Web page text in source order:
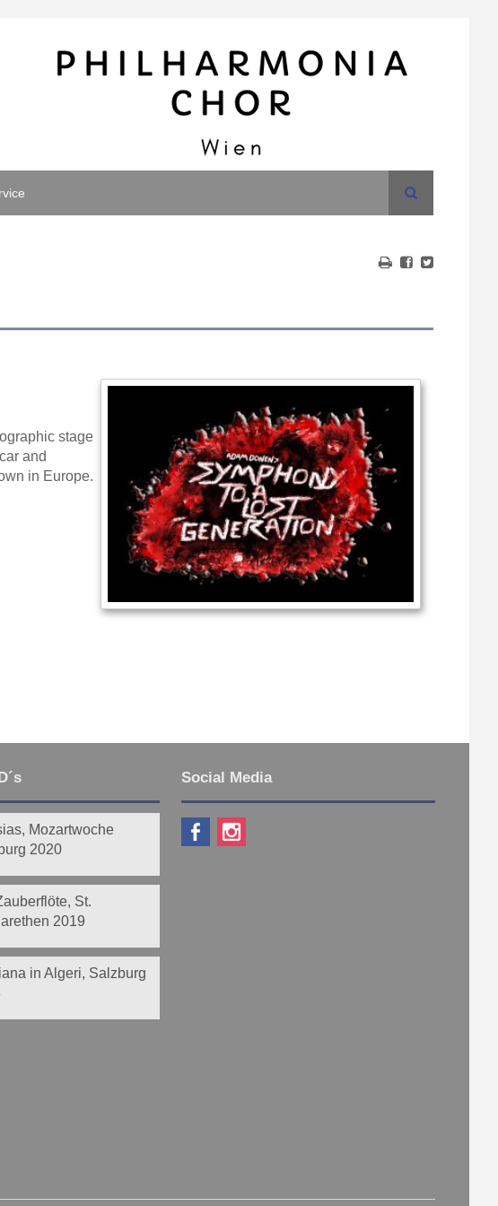
Suche
stage
and
in Europe.
Mozartwoche
2020
St.
2019
in Algeri, Salzburg
Social Media